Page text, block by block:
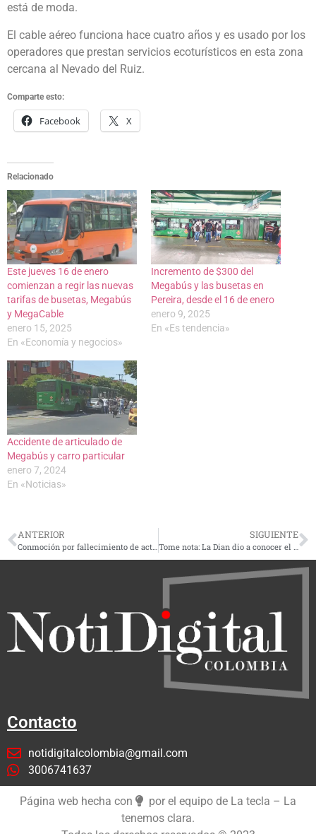
está de moda.
El cable aéreo funciona hace cuatro años y es usado por los
operadores que prestan servicios ecoturísticos en esta zona
cercana al Nevado del Ruiz.
Comparte esto:
Facebook X
Relacionado
Este jueves 16 de enero
comienzan a regir las nuevas
tarifas de busetas, Megabús
y MegaCable
enero 15, 2025
En «Economía y negocios»
Incremento de $300 del
Megabús y las busetas en
Pereira, desde el 16 de enero
enero 9, 2025
En «Es tendencia»
Accidente de articulado de
Megabús y carro particular
enero 7, 2024
En «Noticias»
ANTERIOR
Conmoción por fallecimiento de actor de aclamada película ‘Parásitos’
SIGUIENTE
Tome nota: La Dian dio a conocer el calendario tributario 2024
Contacto
notidigitalcolombia@gmail.com
3006741637
Página web hecha con
por el equipo de La tecla – La
tenemos clara.